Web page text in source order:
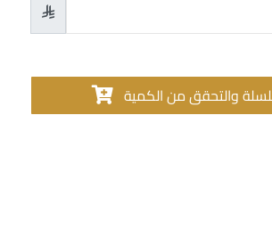

والتحقق من الكمية